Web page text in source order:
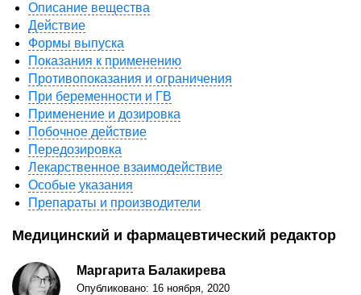
Описание вещества
Действие
Формы выпуска
Показания к применению
Противопоказания и ограничения
При беременности и ГВ
Применение и дозировка
Побочное действие
Передозировка
Лекарственное взаимодействие
Особые указания
Препараты и производители
Медицинский и фармацевтический редактор
Маргарита Балакирева
Опубликовано: 16 ноября, 2020